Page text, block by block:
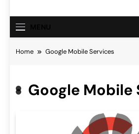
Home Google Mobile Services
Google Mobile